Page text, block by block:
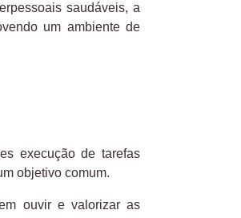
saudáveis, a
um ambiente de
execução de tarefas
objetivo comum.
ouvir e valorizar as